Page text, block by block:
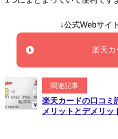
↓公式Webサイ
楽天カ
関連記事
楽天カードの口コミ
メリットとデメリッ